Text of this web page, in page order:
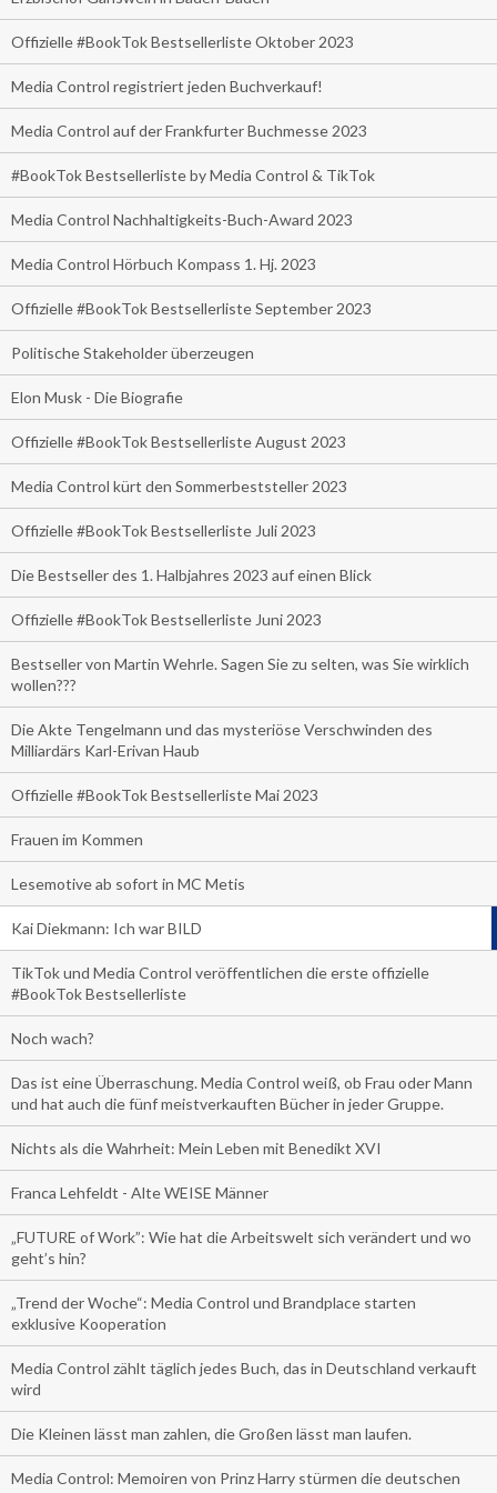
Offizielle #BookTok Bestsellerliste Oktober 2023
Media Control registriert jeden Buchverkauf!
Media Control auf der Frankfurter Buchmesse 2023
#BookTok Bestsellerliste by Media Control & TikTok
Media Control Nachhaltigkeits-Buch-Award 2023
Media Control Hörbuch Kompass 1. Hj. 2023
Offizielle #BookTok Bestsellerliste September 2023
Politische Stakeholder überzeugen
Elon Musk - Die Biografie
Offizielle #BookTok Bestsellerliste August 2023
Media Control kürt den Sommerbeststeller 2023
Offizielle #BookTok Bestsellerliste Juli 2023
Die Bestseller des 1. Halbjahres 2023 auf einen Blick
Offizielle #BookTok Bestsellerliste Juni 2023
Bestseller von Martin Wehrle. Sagen Sie zu selten, was Sie wirklich
wollen???
Die Akte Tengelmann und das mysteriöse Verschwinden des
Milliardärs Karl-Erivan Haub
Offizielle #BookTok Bestsellerliste Mai 2023
Frauen im Kommen
Lesemotive ab sofort in MC Metis
Kai Diekmann: Ich war BILD
TikTok und Media Control veröffentlichen die erste offizielle
#BookTok Bestsellerliste
Noch wach?
Das ist eine Überraschung. Media Control weiß, ob Frau oder Mann
und hat auch die fünf meistverkauften Bücher in jeder Gruppe.
Nichts als die Wahrheit: Mein Leben mit Benedikt XVI
Franca Lehfeldt - Alte WEISE Männer
„FUTURE of Work”: Wie hat die Arbeitswelt sich verändert und wo
geht’s hin?
„Trend der Woche“: Media Control und Brandplace starten
exklusive Kooperation
Media Control zählt täglich jedes Buch, das in Deutschland verkauft
wird
Die Kleinen lässt man zahlen, die Großen lässt man laufen.
Media Control: Memoiren von Prinz Harry stürmen die deutschen